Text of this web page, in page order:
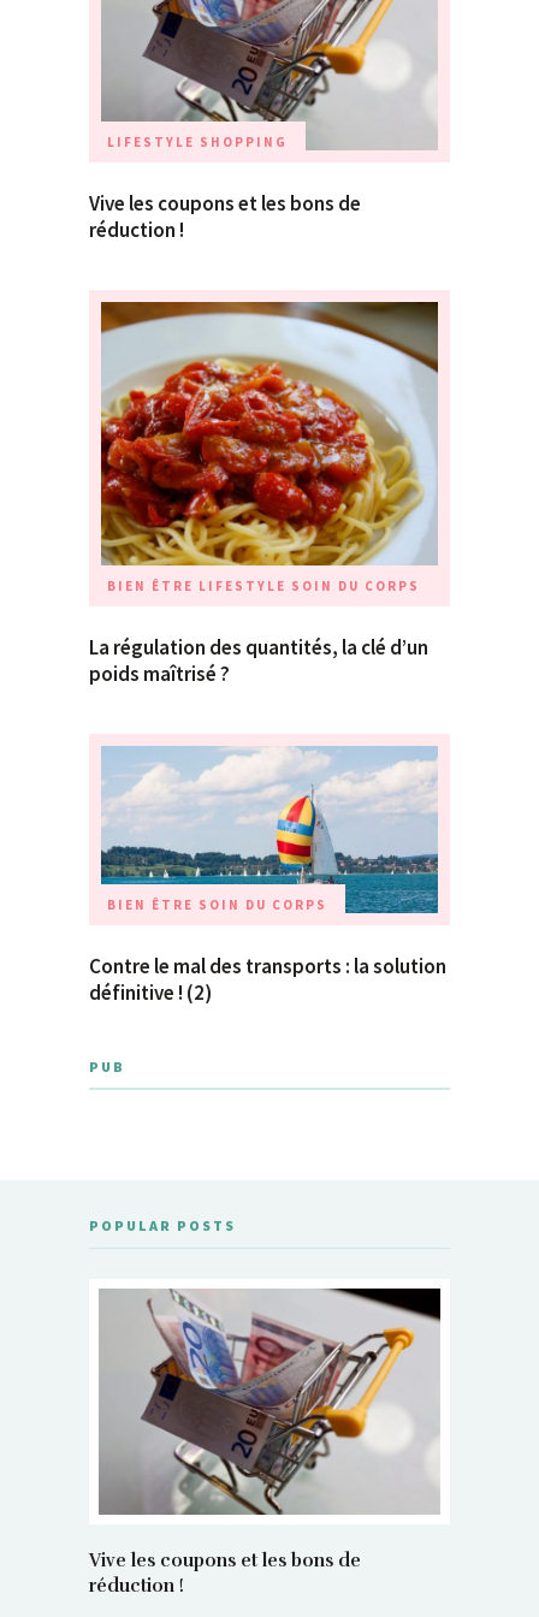
LIFESTYLE SHOPPING
Vive les coupons et les bons de
réduction !
BIEN ÊTRE LIFESTYLE SOIN DU CORPS
La régulation des quantités, la clé d’un
poids maîtrisé ?
BIEN ÊTRE SOIN DU CORPS
Contre le mal des transports : la solution
définitive ! (2)
PUB
POPULAR POSTS
Vive les coupons et les bons de
réduction !